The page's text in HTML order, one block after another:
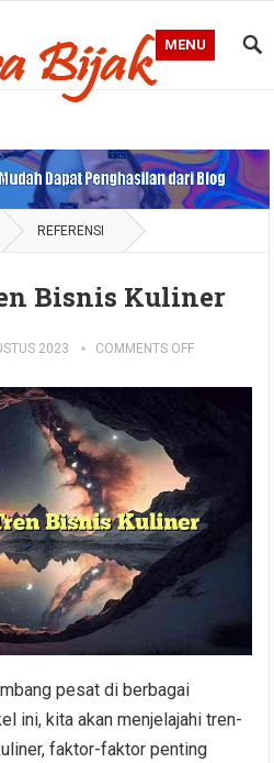
MENU
REFERENSI
Bisnis Kuliner
2023 COMMENTS OFF
pesat di berbagai
ini, kita akan menjelajahi tren-
faktor-faktor penting